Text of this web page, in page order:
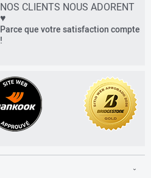
NOS CLIENTS NOUS ADORENT
♥
Parce que votre satisfaction compte
!